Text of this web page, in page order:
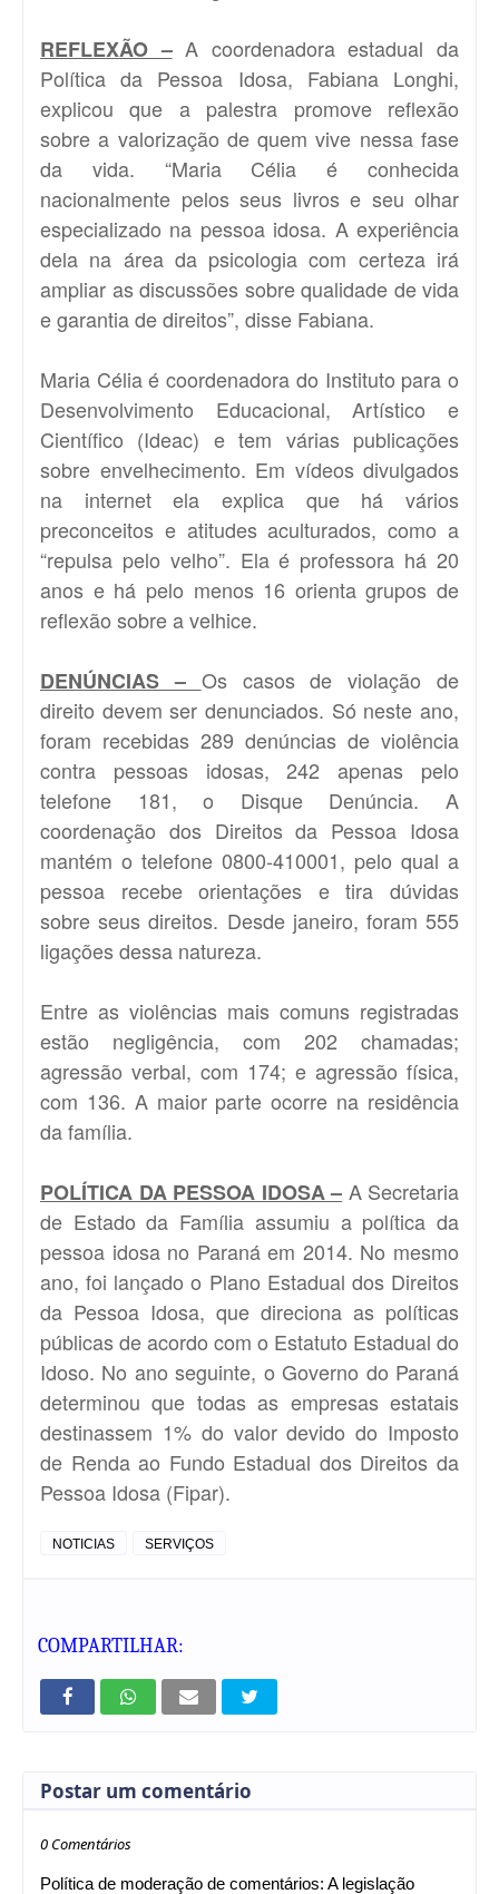
REFLEXÃO –A coordenadora estadual da
Política da Pessoa Idosa, Fabiana Longhi,
explicou que a palestra promove reflexão
sobre a valorização de quem vive nessa fase
da vida. “Maria Célia é conhecida
nacionalmente pelos seus livros e seu olhar
especializado na pessoa idosa. A experiência
dela na área da psicologia com certeza irá
ampliar as discussões sobre qualidade de vida
e garantia de direitos”, disse Fabiana.
Maria Célia é coordenadora do Instituto para o
Desenvolvimento Educacional, Artístico e
Científico (Ideac) e tem várias publicações
sobre envelhecimento. Em vídeos divulgados
na internet ela explica que há vários
preconceitos e atitudes aculturados, como a
“repulsa pelo velho”. Ela é professora há 20
anos e há pelo menos 16 orienta grupos de
reflexão sobre a velhice.
DENÚNCIAS – Os casos de violação de
direito devem ser denunciados. Só neste ano,
foram recebidas 289 denúncias de violência
contra pessoas idosas, 242 apenas pelo
telefone 181, o Disque Denúncia. A
coordenação dos Direitos da Pessoa Idosa
mantém o telefone 0800-410001, pelo qual a
pessoa recebe orientações e tira dúvidas
sobre seus direitos. Desde janeiro, foram 555
ligações dessa natureza.
Entre as violências mais comuns registradas
estão negligência, com 202 chamadas;
agressão verbal, com 174; e agressão física,
com 136. A maior parte ocorre na residência
da família.
POLÍTICA DA PESSOA IDOSA – A Secretaria
de Estado da Família assumiu a política da
pessoa idosa no Paraná em 2014. No mesmo
ano, foi lançado o Plano Estadual dos Direitos
da Pessoa Idosa, que direciona as políticas
públicas de acordo com o Estatuto Estadual do
Idoso. No ano seguinte, o Governo do Paraná
determinou que todas as empresas estatais
destinassem 1% do valor devido do Imposto
de Renda ao Fundo Estadual dos Direitos da
Pessoa Idosa (Fipar).
NOTICIAS SERVIÇOS
COMPARTILHAR:
Postar um comentário
0 Comentários
Política de moderação de comentários: A legislação